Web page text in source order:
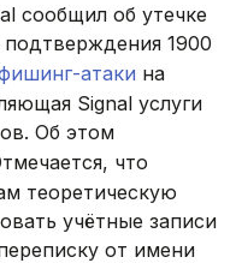
сообщил об утечке
1900
атаки на
Signal услуги
Об этом
что
теоретическую
учётные записи
от имени